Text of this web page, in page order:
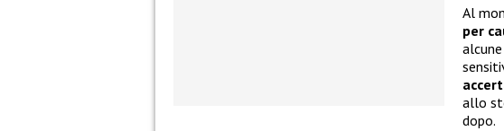
Al
per
allo
dopo.